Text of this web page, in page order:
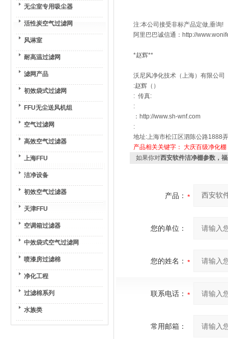
无尘室专用吸尘器
活性炭空气过滤网
风淋室
耐高温过滤网
滤网产品
初效袋式过滤网
FFU无尘送风机组
空气过滤网
高效空气过滤器
上海FFU
洁净设备
初效空气过滤器
天津FFU
空调箱过滤器
中效袋式空气过滤网
喷漆房过滤棉
净化工程
过滤棉系列
水族类
注:本公司接受非标产品定做,垂询!
阿里巴巴诚信通：http://
*赵辉**
沃尼风净化技术（上海）有限公司
:赵辉（）
: 传真:
:
：http://www.sh-wnf.com
:
地址:上海市松江区泗陈公路1888
产品相关关键字： 大庆百级净化棚
如果你对西安软件洁净棚参数，
产品：
您的单位：
您的姓名：
联系电话：
常用邮箱：